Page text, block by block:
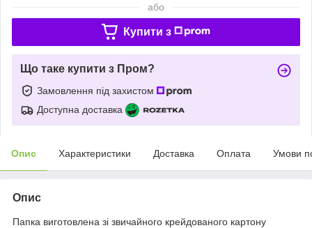
або
Купити з
Що таке купити з Пром?
Замовлення під захистом
Доступна доставка
Опис Характеристики Доставка Оплата Умови
Опис
Папка виготовлена зі звичайного крейдованого картону